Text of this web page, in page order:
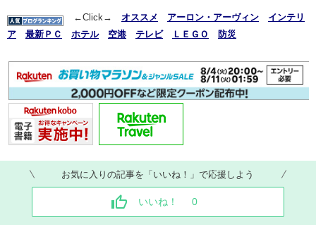
←Click→ オススメ アーロン・アーヴィン
インテリ
ア
最新ＰＣ ホテル 空港 テレビ ＬＥＧＯ 防災
お気に入りの記事を「いいね！」で応援しよう
いいね！ 0